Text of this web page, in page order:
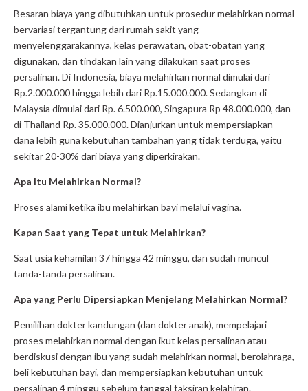
Besaran biaya yang dibutuhkan untuk prosedur melahirkan normal
bervariasi tergantung dari rumah sakit yang
menyelenggarakannya, kelas perawatan, obat-obatan yang
digunakan, dan tindakan lain yang dilakukan saat proses
persalinan. Di Indonesia, biaya melahirkan normal dimulai dari
Rp.2.000.000 hingga lebih dari Rp.15.000.000. Sedangkan di
Malaysia dimulai dari Rp. 6.500.000, Singapura Rp 48.000.000, dan
di Thailand Rp. 35.000.000. Dianjurkan untuk mempersiapkan
dana lebih guna kebutuhan tambahan yang tidak terduga, yaitu
sekitar 20-30% dari biaya yang diperkirakan.
Apa Itu Melahirkan Normal?
Proses alami ketika ibu melahirkan bayi melalui vagina.
Kapan Saat yang Tepat untuk Melahirkan?
Saat usia kehamilan 37 hingga 42 minggu, dan sudah muncul
tanda-tanda persalinan.
Apa yang Perlu Dipersiapkan Menjelang Melahirkan Normal?
Pemilihan dokter kandungan (dan dokter anak), mempelajari
proses melahirkan normal dengan ikut kelas persalinan atau
berdiskusi dengan ibu yang sudah melahirkan normal, berolahraga,
beli kebutuhan bayi, dan mempersiapkan kebutuhan untuk
persalinan 4 minggu sebelum tanggal taksiran kelahiran.